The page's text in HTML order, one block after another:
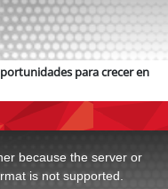
para crecer en
because the server or
is not supported.